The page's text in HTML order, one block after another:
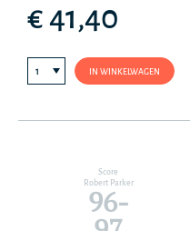
€ 41,40
IN WINKELWAGEN
Score
Robert Parker
96-